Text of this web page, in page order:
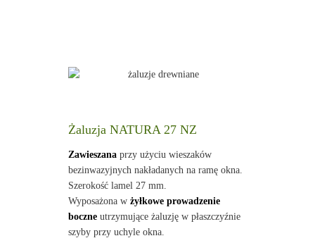
Żaluzja NATURA 27 NZ
Zawieszanaprzy użyciu wieszaków
bezinwazyjnych nakładanych na ramę okna.
Szerokość lamel 27 mm.
Wyposażona w żyłkowe prowadzenie
boczneutrzymujące żaluzję w płaszczyźnie
szyby przy uchyle okna.